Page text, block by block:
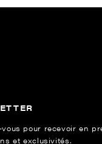
pour recevoir en
et exclusivités.